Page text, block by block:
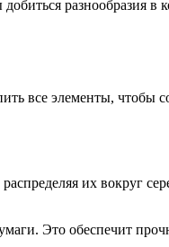
разнообразия в
все элементы, чтобы
их вокруг
Это обеспечит